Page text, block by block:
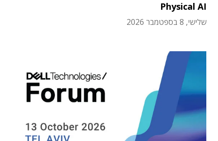
Physical AI
שלישי, 8 בספטמבר 2026